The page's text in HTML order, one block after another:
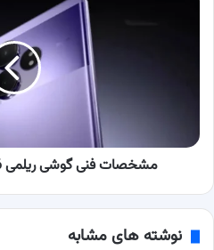
و
مشخصات فنی گوشی ریلمی GT 6 + دوربین و قیمت
نوشته های مشابه